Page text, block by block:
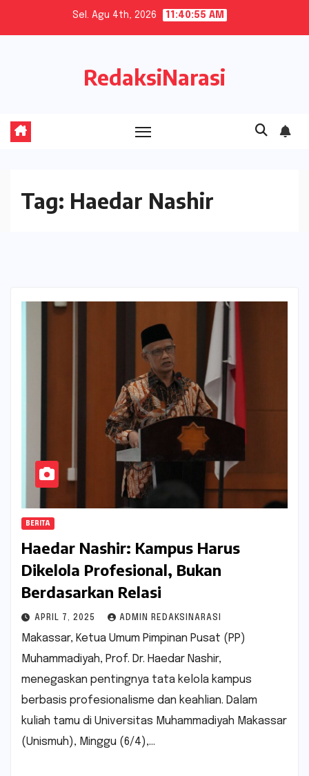
Sel. Agu 4th, 2026 11:40:55 AM
RedaksiNarasi
Tag: Haedar Nashir
BERITA
Haedar Nashir: Kampus Harus
Dikelola Profesional, Bukan
Berdasarkan Relasi
APRIL 7, 2025 ADMIN REDAKSINARASI
Makassar, Ketua Umum Pimpinan Pusat (PP)
Muhammadiyah, Prof. Dr. Haedar Nashir,
menegaskan pentingnya tata kelola kampus
berbasis profesionalisme dan keahlian. Dalam
kuliah tamu di Universitas Muhammadiyah Makassar
(Unismuh), Minggu (6/4),…